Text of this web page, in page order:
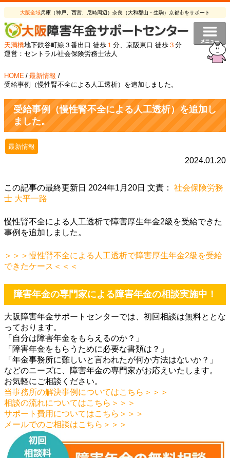
大阪全域兵庫（神戸、西宮、尼崎周辺）奈良（大和郡山・生駒）京都市をサポート
天満橋地下鉄谷町線３番出口 徒歩 １ 分、京阪東口 徒歩 ３ 分
運営：セントラル社会保険労務士法人
HOME / 最新情報 /
受給事例（慢性腎不全による人工透析）を追加しました。
受給事例（慢性腎不全による人工透析）を追加し
ました。
最新情報
2024.01.20
この記事の最終更新日 2024年1月20日 文責： 社会保険労務
士 大平一路
慢性腎不全による人工透析で障害厚生年金2級を受給できた
事例を追加しました。
＞＞＞慢性腎不全による人工透析で障害厚生年金2級を受給
できたケース＜＜＜
障害年金の専門家による障害年金の相談実施中！
大阪障害年金サポートセンターでは、初回相談は無料ととな
っております。
「自分は障害年金をもらえるのか？」
「障害年金をもらうために必要な書類は？」
「年金事務所に難しいと言われたが何か方法はないか？」
などのニーズに、障害年金の専門家がお応えいたします。
お気軽にご相談ください。
当事務所の解決事例についてはこちら＞＞＞
相談の流れについてはこちら＞＞＞
サポート費用についてはこちら＞＞＞
メールでのご相談はこちら＞＞＞